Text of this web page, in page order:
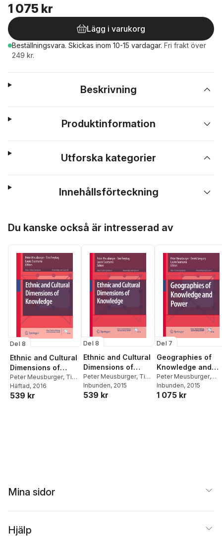
1 075 kr
Lägg i varukorg
Beställningsvara. Skickas inom 10-15 vardagar. Fri frakt över
249 kr.
Beskrivning
Produktinformation
Utforska kategorier
Innehållsförteckning
Du kanske också är intresserad av
Del 8
Ethnic and Cultural
Dimensions of
Knowledge
Peter Meusburger, Tim
Freytag ,Laura Suarsana
Häftad, 2016
539 kr
Del 8
Ethnic and Cultural
Dimensions of
Knowledge
Peter Meusburger, Tim
Freytag,Laura Suarsana
Inbunden, 2015
539 kr
Del 7
Geographies of
Knowledge and
Power
Peter Meusburger,
Derek Gregory
Suarsana
Inbunden, 2015
1 075 kr
Mina sidor
Hjälp